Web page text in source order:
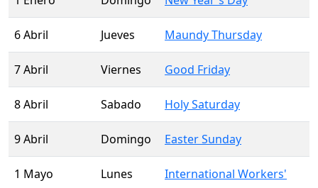
6 Abril Jueves Maundy Thursday
7 Abril Viernes Good Friday
8 Abril Sabado Holy Saturday
9 Abril Domingo Easter Sunday
1 Mayo Lunes
International Workers'